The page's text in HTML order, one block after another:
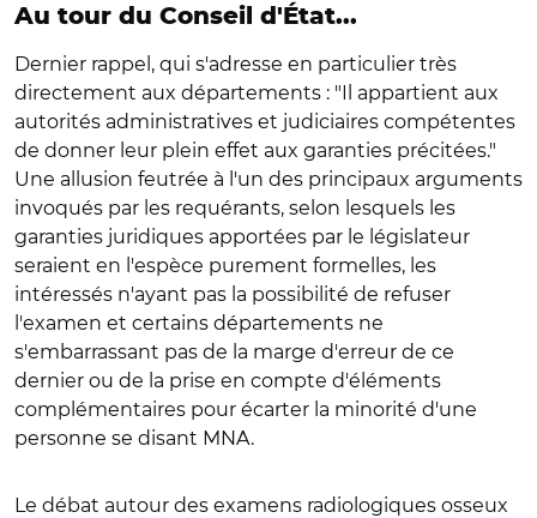
Au tour du Conseil d'État...
Dernier rappel, qui s'adresse en particulier très
directement aux départements : "Il appartient aux
autorités administratives et judiciaires compétentes
de donner leur plein effet aux garanties précitées."
Une allusion feutrée à l'un des principaux arguments
invoqués par les requérants, selon lesquels les
garanties juridiques apportées par le législateur
seraient en l'espèce purement formelles, les
intéressés n'ayant pas la possibilité de refuser
l'examen et certains départements ne
s'embarrassant pas de la marge d'erreur de ce
dernier ou de la prise en compte d'éléments
complémentaires pour écarter la minorité d'une
personne se disant MNA.
Le débat autour des examens radiologiques osseux